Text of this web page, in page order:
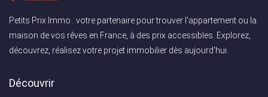
Petits Prix Immo : votre partenaire pour trouver l'appartement ou la
maison de vos rêves en France, à des prix accessibles. Explorez,
découvrez, réalisez votre projet immobilier dès aujourd'hui.
Découvrir